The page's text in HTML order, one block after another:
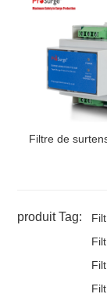
Filtre de
produit Tag: